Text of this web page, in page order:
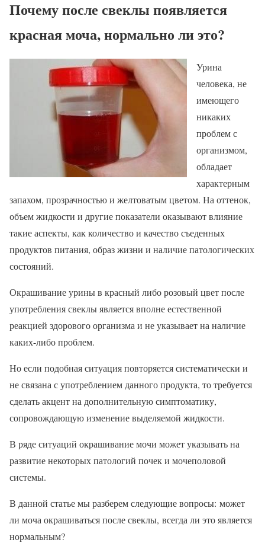
Почему после свеклы появляется
красная моча, нормально ли это?
Урина
человека, не
имеющего
никаких
проблем с
организмом,
обладает
характерным
запахом, прозрачностью и желтоватым цветом. На оттенок,
объем жидкости и другие показатели оказывают влияние
такие аспекты, как количество и качество съеденных
продуктов питания, образ жизни и наличие патологических
состояний.
Окрашивание урины в красный либо розовый цвет после
употребления свеклы является вполне естественной
реакцией здорового организма и не указывает на наличие
каких-либо проблем.
Но если подобная ситуация повторяется систематически и
не связана с употреблением данного продукта, то требуется
сделать акцент на дополнительную симптоматику,
сопровождающую изменение выделяемой жидкости.
В ряде ситуаций окрашивание мочи может указывать на
развитие некоторых патологий почек и мочеполовой
системы.
В данной статье мы разберем следующие вопросы: может
ли моча окрашиваться после свеклы, всегда ли это является
нормальным?